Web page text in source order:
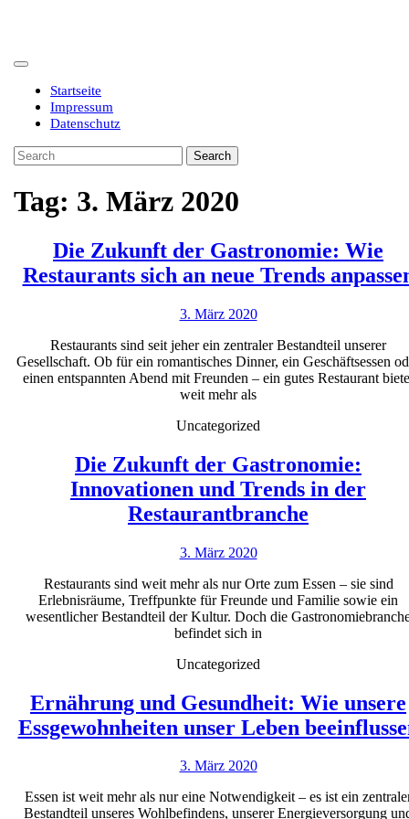
Open
ButtonStartseite
Impressum
Datenschutz
Close
Button
Search
for:
Tag: 3. März 2020
Die Zukunft der Gastronomie: Wie
Restaurants sich an neue Trends
3. März 20203.
2020
Restaurants sind seit jeher ein zentraler Bestandteil unserer
Gesellschaft. Ob für ein romantisches Dinner, ein Geschäftsessen
einen entspannten Abend mit Freunden – ein gutes Restaurant
weit mehr als
Uncategorized
Die Zukunft der Gastronomie:
Innovationen und Trends in der
Restaurantbranche
der
3. März 20203.
2020
Restaurants sind weit mehr als nur Orte zum Essen – sie sind
Erlebnisräume, Treffpunkte für Freunde und Familie sowie ein
wesentlicher Bestandteil der Kultur. Doch die
befindet sich in
Uncategorized
Ernährung und Gesundheit: Wie unsere
Essgewohnheiten unser Leben
3. März 20203.
2020
Essen ist weit mehr als nur eine Notwendigkeit – es ist ein
Bestandteil unseres Wohlbefindens, unserer Energieversorgung